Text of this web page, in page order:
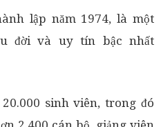
lập năm 1974, là một
đời và uy tín bậc nhất
sinh viên, trong đó